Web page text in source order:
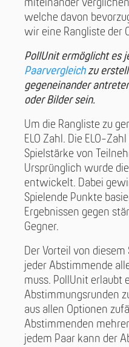
miteinander
welche davon
wir eine Rangliste der
PollUnit ermöglicht es
Paarvergleichzu
gegeneinander
oder Bilder sein.
Um die Rangliste zu
ELO Zahl. Die ELO-
Spielstärke von
Ursprünglich wurde
entwickelt. Dabei
Spielende Punkte
Ergebnissen gegen
Gegner.
Der Vorteil von
jeder Abstimmende
muss. PollUnit erlaubt
Abstimmungsrunden
aus allen Optionen
Abstimmenden
jedem Paar kann der